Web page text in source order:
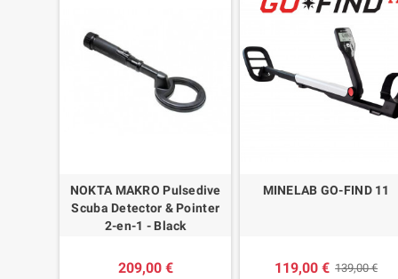
NOKTA MAKRO Pulsedive
Scuba Detector & Pointer
2-en-1 - Black
209,00 €
MINELAB GO-FIND 11
119,00 € 139,00 €